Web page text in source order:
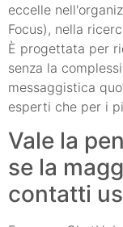
eccelle
Focus), nella
È progettata per
senza la
messaggistica
esperti che per i
Vale la
se la
contatti